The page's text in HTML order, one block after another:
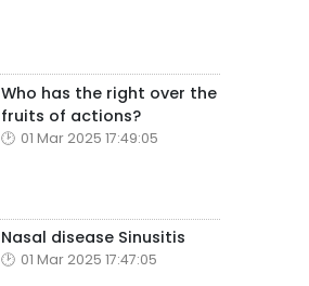
Who has the right over the
fruits of actions?
01 Mar 2025 17:49:05
Nasal disease Sinusitis
01 Mar 2025 17:47:05